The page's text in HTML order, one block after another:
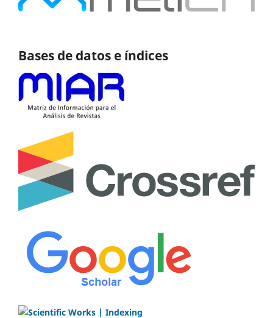
Bases de datos e índices